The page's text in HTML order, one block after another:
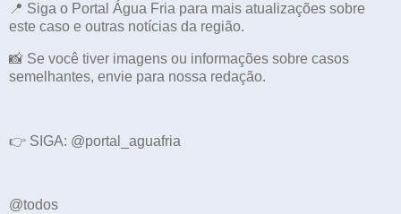
📍 Siga o Portal Água Fria para mais atualizações sobre
este caso e outras notícias da região.
📸 Se você tiver imagens ou informações sobre casos
semelhantes, envie para nossa redação.
👉 SIGA: @portal_aguafria
@todos